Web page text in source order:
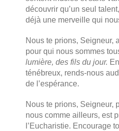
découvrir qu’un seul
déjà une merveille qui
Nous te prions, Seigneur,
pour qui nous sommes
lumière, des fils du jour.
ténébreux, rends-nous
de l’espérance.
Nous te prions, Seigneur,
nous comme ailleurs, est
l’Eucharistie. Encourage